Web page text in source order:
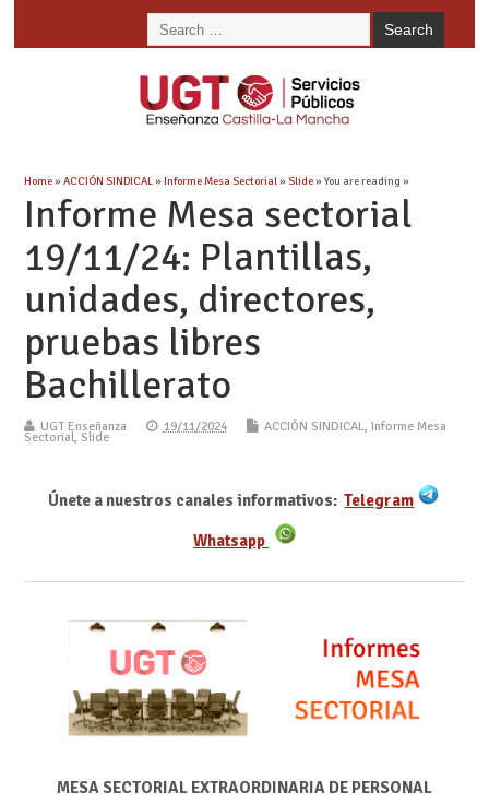
Home»ACCIÓN SINDICAL»Informe Mesa Sectorial»Slide» You are reading »
Informe Mesa sectorial
19/11/24: Plantillas,
unidades, directores,
pruebas libres
Bachillerato
UGT Enseñanza 19/11/2024 ACCIÓN SINDICAL, Informe Mesa
Sectorial, Slide
Únete a nuestros canales informativos: Telegram
Whatsapp
MESA SECTORIAL EXTRAORDINARIA DE PERSONAL